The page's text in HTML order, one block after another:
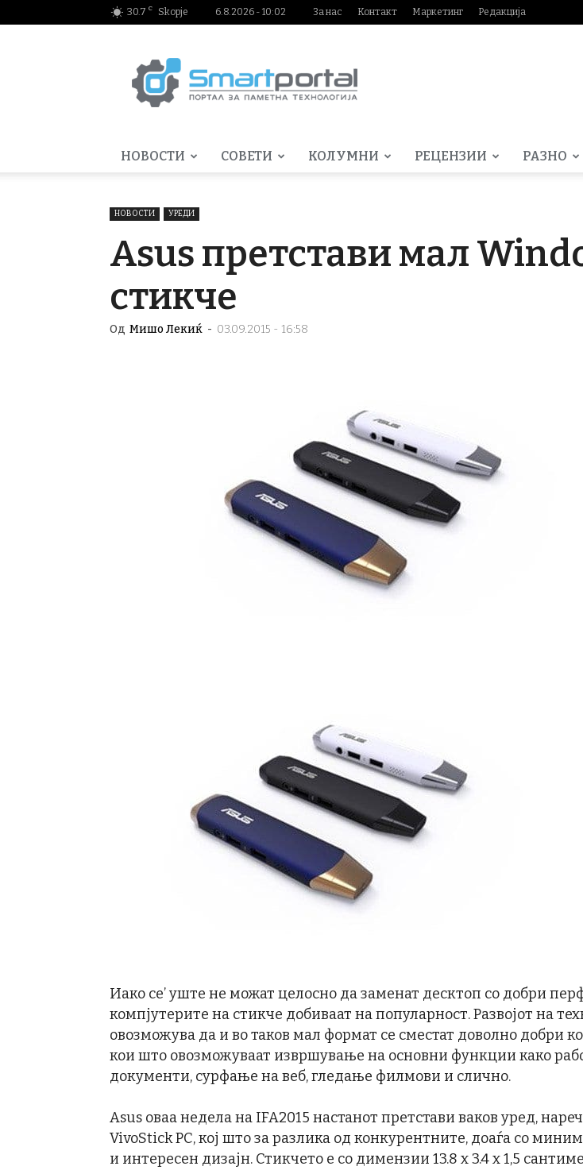
30.7 C Skopje 6.8.2026 - 10:02 За нас Контакт Маркетинг Редакција
НОВОСТИ СОВЕТИ КОЛУМНИ РЕЦЕНЗИИ РАЗНО
НОВОСТИ УРЕДИ
Asus претстави мал
стикче
Од Мишо Лекиќ - 03.09.2015 - 16:58
Иако се’ уште не можат целосно да заменат десктоп со добри
компјутерите на стикче добиваат на популарност. Развојот на
овозможува да и во таков мал формат се сместат доволно добри
кои што овозможуваат извршување на основни функции како
документи, сурфање на веб, гледање филмови и слично.
Asus оваа недела на IFA2015 настанот претстави ваков уред,
VivoStick PC, кој што за разлика од конкурентните, доаѓа со
и интересен дизајн. Стикчето е со димензии 13.8 x 3.4 x 1,5